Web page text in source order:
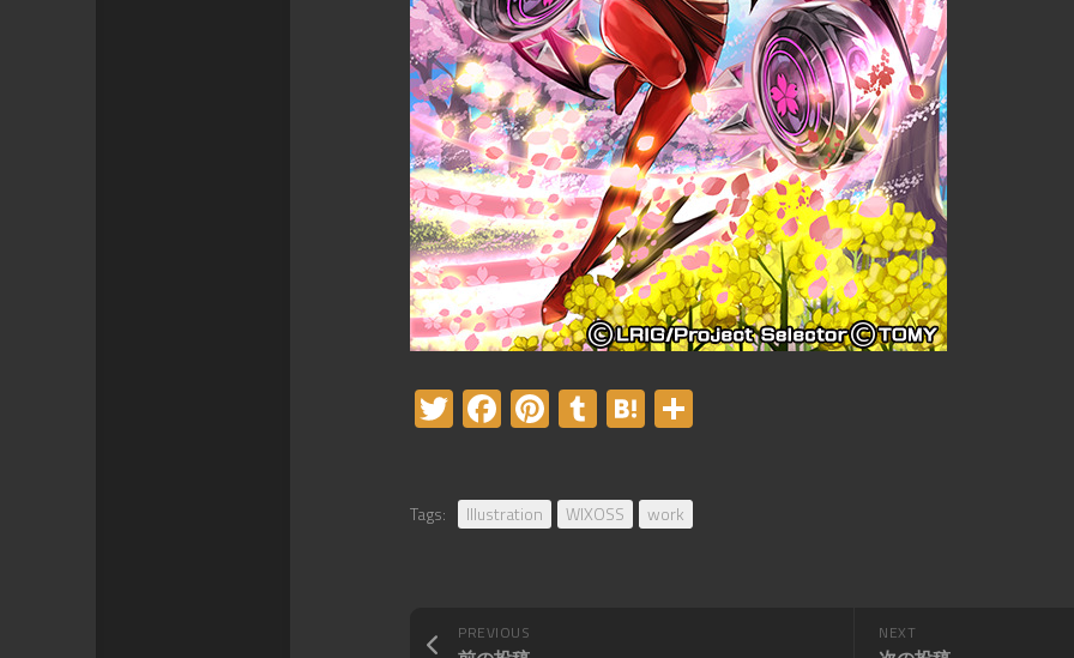
Twitter
Facebook
Pinterest
TumblrHatena
Tags: Illustration WIXOSS work
NEXT
PREVIOUS